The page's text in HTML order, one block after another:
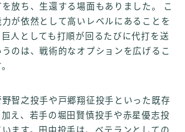
放ち、生還する場面もありました。 こ
が依然として高いレベルにあることを
人としても打順が回るたびに代打を送
のは、戦術的なオプションを広げるこ
智之投手や戸郷翔征投手といった既存
え、若手の堀田賢慎投手や赤星優志投